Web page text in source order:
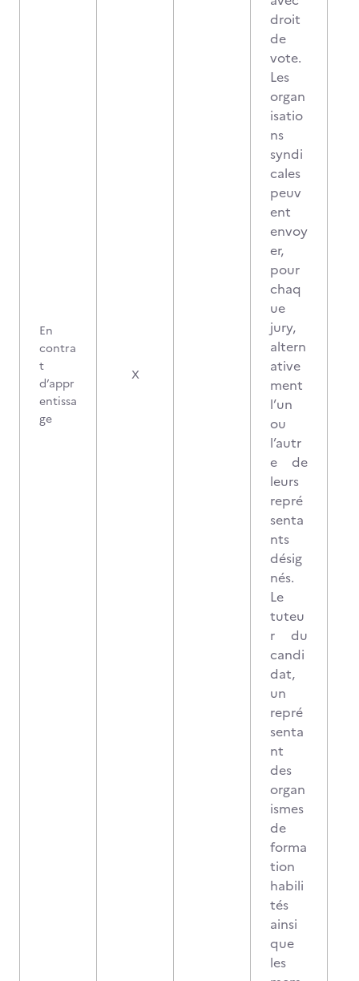
En
contra
t
d’appr
entissa
ge
X
droit
de
vote.
Les
organ
isatio
ns
syndi
cales
peuv
ent
envoy
er,
pour
chaq
ue
jury,
altern
ative
ment
l’un
ou
l’autr
e de
leurs
repré
senta
nts
désig
nés.
Le
tuteu
r du
candi
dat,
un
repré
senta
nt
des
organ
ismes
de
forma
tion
habili
tés
ainsi
que
les